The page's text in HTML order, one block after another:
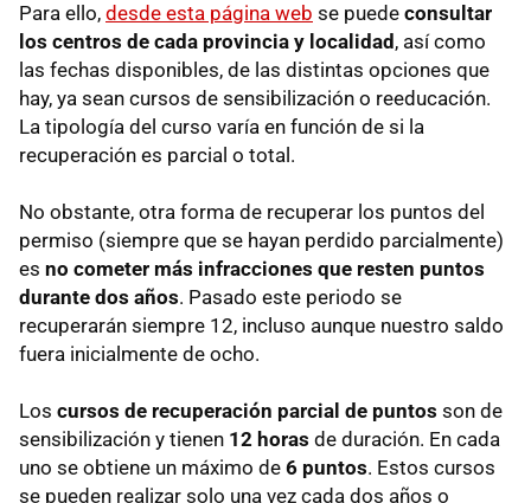
Para ello, desde esta página web se puede consultar
los centros de cada provincia y localidad , así como
las fechas disponibles, de las distintas opciones que
hay, ya sean cursos de sensibilización o reeducación.
La tipología del curso varía en función de si la
recuperación es parcial o total.
No obstante, otra forma de recuperar los puntos del
permiso (siempre que se hayan perdido parcialmente)
es no cometer más infracciones que resten puntos
durante dos años. Pasado este periodo se
recuperarán siempre 12, incluso aunque nuestro saldo
fuera inicialmente de ocho.
Los cursos de recuperación parcial de puntos son de
sensibilización y tienen 12 horas de duración. En cada
uno se obtiene un máximo de 6 puntos. Estos cursos
se pueden realizar solo una vez cada dos años o